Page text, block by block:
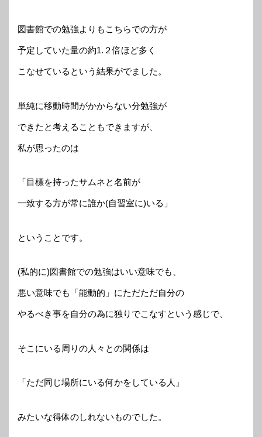
図書館での勉強よりもこちらでの方が
予定していた量の約1.２倍ほど多く
こなせているという結果がでました。
単純に移動時間がかからない分勉強が
できたと考えることもできますが、
私が思ったのは
「目標を持ったサムネと名前が
一致する方が常に誰か(自習室に)いる」
ということです。
(私的に)図書館での勉強はいい意味でも、
悪い意味でも「能動的」にただただ自分の
やるべき事を自分の為に独りでこなすという感じで、
そこにいる周りの人々との関係は
「ただ同じ場所にいる何かをしている人」
みたいな得体のしれないものでした。